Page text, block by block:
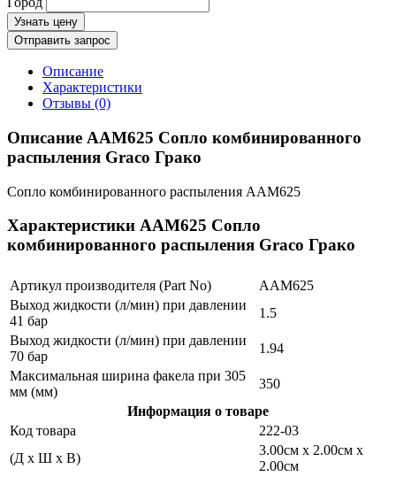
Узнать цену
Отправить запрос
Описание
Характеристики
Отзывы (0)
Описание AAM625 Сопло комбинированного
распыления Graco Грако
Сопло комбинированного распыления AAM625
Характеристики AAM625 Сопло
комбинированного распыления Graco Грако
Артикул производителя (Part No)
AAM625
Выход жидкости (л/мин) при давлении
41 бар
1.5
Выход жидкости (л/мин) при давлении
70 бар
1.94
Максимальная ширина факела при 305
мм (мм)
350
Информация о товаре
Код товара
222-03
(Д x Ш x В)
3.00см x 2.00см x
2.00см